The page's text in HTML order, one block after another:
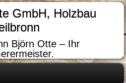
GmbH, Holzbau
Björn Otte – Ihr